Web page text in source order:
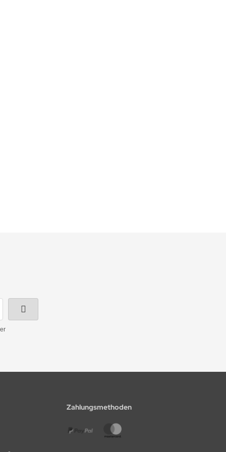
Zahlungsmethoden